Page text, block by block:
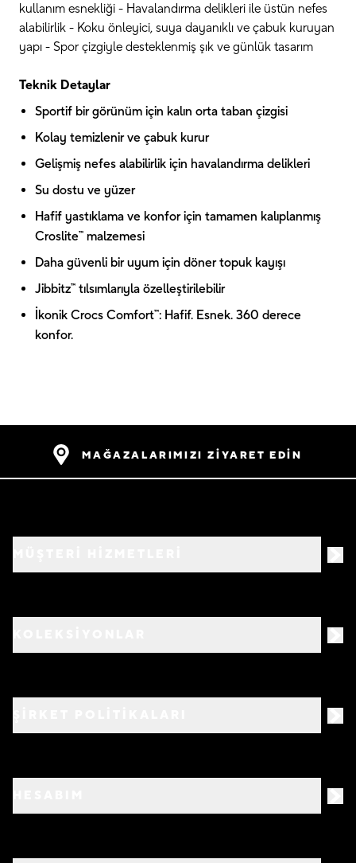
kullanım esnekliği - Havalandırma delikleri ile üstün nefes
alabilirlik - Koku önleyici, suya dayanıklı ve çabuk kuruyan
yapı - Spor çizgiyle desteklenmiş şık ve günlük tasarım
Teknik Detaylar
Sportif bir görünüm için kalın orta taban çizgisi
Kolay temizlenir ve çabuk kurur
Gelişmiş nefes alabilirlik için havalandırma delikleri
Su dostu ve yüzer
Hafif yastıklama ve konfor için tamamen kalıplanmış
Croslite™ malzemesi
Daha güvenli bir uyum için döner topuk kayışı
Jibbitz™ tılsımlarıyla özelleştirilebilir
İkonik Crocs Comfort™: Hafif. Esnek. 360 derece
konfor.
MAĞAZALARIMIZI ZİYARET EDİN